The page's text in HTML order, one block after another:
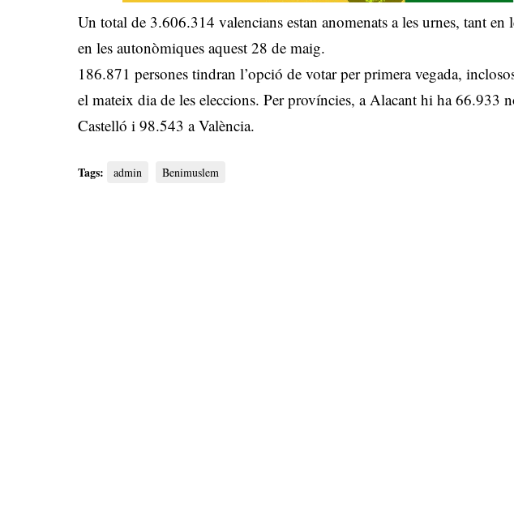
Un total de 3.606.314 valencians estan anomenats a les urnes, tant
en les autonòmiques aquest 28 de maig.
186.871 persones tindran l’opció de votar per primera vegada,
el mateix dia de les eleccions. Per províncies, a Alacant hi ha 66.933
Castelló i 98.543 a València.
Tags: admin Benimuslem